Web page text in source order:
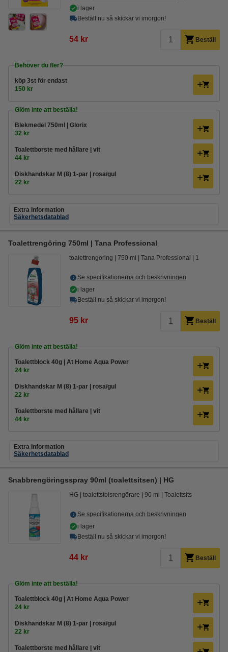
i lager
Beställ nu så skickar vi imorgon!
54 kr Beställ
Behöver du fler?
köp 3st för endast
150 kr
Glöm inte att beställa!
Blekmedel 750ml | Glorix
32 kr
Toalettborste med hållare | vit
44 kr
Diskhandskar M (8) 1-par | rosa/gul
22 kr
Extra information
Säkerhetsdatablad
Toalettrengöring 750ml | Tana Professional
toalettrengöring 750 ml Tana Professional 1
Se specifikationerna och beskrivningen
i lager
Beställ nu så skickar vi imorgon!
95 kr Beställ
Glöm inte att beställa!
Toalettblock 40g | At Home Aqua Power
24 kr
Diskhandskar M (8) 1-par | rosa/gul
22 kr
Toalettborste med hållare | vit
44 kr
Extra information
Säkerhetsdatablad
Snabbrengöringsspray 90ml (toalettsitsen) | HG
HG toalettstolsrengörare 90 ml Toalettsits
Se specifikationerna och beskrivningen
i lager
Beställ nu så skickar vi imorgon!
44 kr Beställ
Glöm inte att beställa!
Toalettblock 40g | At Home Aqua Power
24 kr
Diskhandskar M (8) 1-par | rosa/gul
22 kr
Toalettborste med hållare | vit